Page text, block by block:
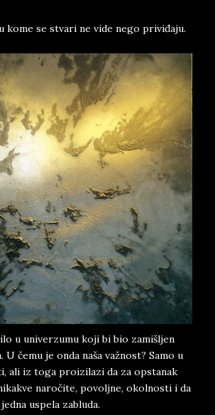
kome se stvari ne vide nego priviđaju.
u univerzumu koji bi bio zamišljen
U čemu je onda naša važnost? Samo u
ali iz toga proizilazi da za opstanak
naročite, povoljne, okolnosti i da
uspela zabluda.